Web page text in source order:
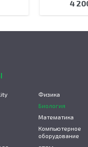
4
Физика
Биология
Математика
Компьютерное
оборудование